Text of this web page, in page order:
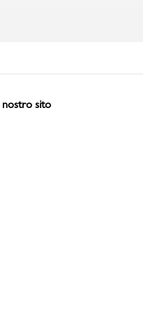
nostro sito